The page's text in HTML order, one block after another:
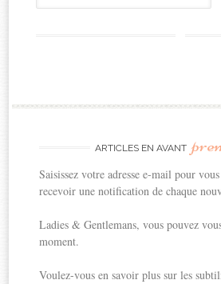
ARTICLES EN AVANT
Saisissez votre adresse e-mail pour
recevoir une notification de chaque
Ladies & Gentlemans, vous pouvez
moment.
Voulez-vous en savoir plus sur les